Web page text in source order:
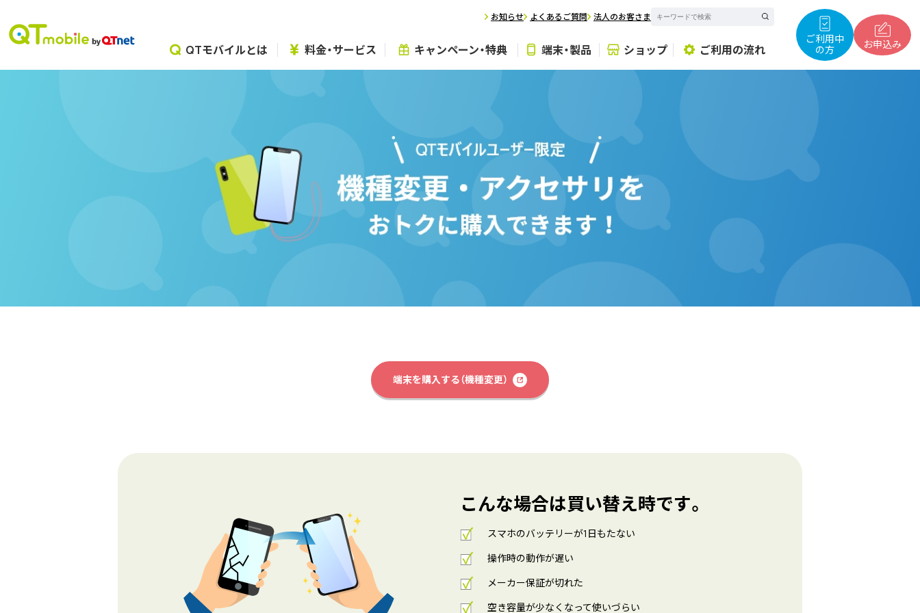
ご利用中
の方
お申込み
お知らせ よくあるご質問 法人のお客さま
サ
検
QTモバイルとは 料金・サービス キャンペーン・特典 端末・製品 ショップ ご利用の流れ
端末を購入する（機種変更）
こんな場合は買い替え時です。
スマホのバッテリーが1日もたない
操作時の動作が遅い
メーカー保証が切れた
空き容量が少なくなって使いづらい